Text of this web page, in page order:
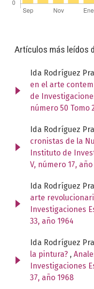
Artículos más leídos
Ida Rodríguez
en el arte
de
número 50 Tomo
Ida Rodríguez
cronistas de la
Instituto de
V, número 17, año
Ida Rodríguez
arte
Investigaciones
33, año 1964
Ida Rodríguez
la pintura? ,
Investigaciones
37, año 1968